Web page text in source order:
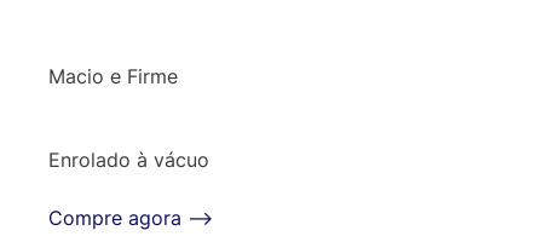
Macio e Firme
Enrolado à vácuo
Compre agora ⟶